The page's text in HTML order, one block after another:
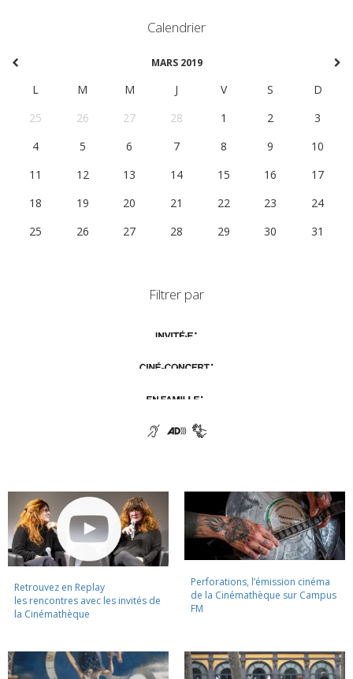
Calendrier
MARS 2019
L M M J V S
D
25
26 27 28 1 2
3
4
5 6 7 8 9
10
11
12 13 14 15 16
17
18
19 20 21 22 23
24
25
26 27 28 29 30 31
Filtrer par
Retrouvez en Replay
les rencontres avec les invités de
la Cinémathèque
Perforations, l’émission cinéma
de la Cinémathèque sur Campus
FM